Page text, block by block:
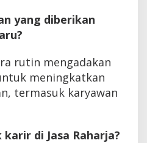
yang diberikan
rutin mengadakan
meningkatkan
termasuk karyawan
di Jasa Raharja?